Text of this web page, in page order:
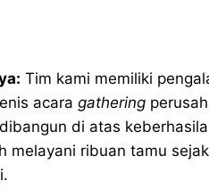
Tim kami memiliki
acara gathering
di atas
melayani ribuan tamu